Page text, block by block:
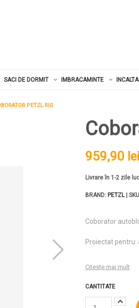
SACI DE DORMIT IMBRACAMINTE
PETZL RIG
959,90 lei
Livrare în 1-2 zile
BRAND: PETZL|
Coborator
Proiectat pentru:
Citeste mai mult
CANTITATE